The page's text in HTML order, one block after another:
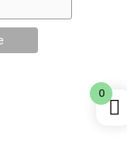
0